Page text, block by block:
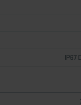
IP67